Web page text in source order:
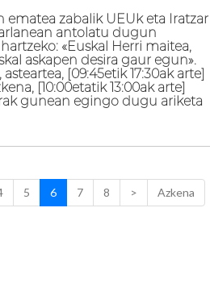
ematea zabalik UEUk eta Iratzar
antolatu dugun
«Euskal Herri maitea,
askapen desira gaur egun».
[09:45etik 17:30ak arte]
[10:00etatik 13:00ak arte]
gunean egingo dugu ariketa
5 6 7 8 > Azkena